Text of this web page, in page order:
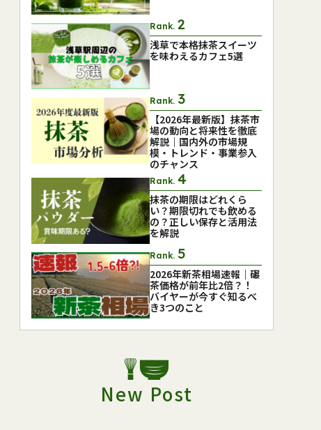
Rank.
浅草で本格抹茶スイーツ
を味わえるカフェ5選
Rank.
【2026年最新版】抹茶市
場の動向と将来性を徹底
解説｜国内外の市場規
模・トレンド・事業参入
のチャンス
Rank.
抹茶の期限はどれくら
い？期限切れでも飲める
の？正しい保存と活用法
を解説
Rank.
2026年新茶相場速報｜碾
茶価格が前年比2倍？！
バイヤーが今すぐ知るべ
き3つのこと
New Post